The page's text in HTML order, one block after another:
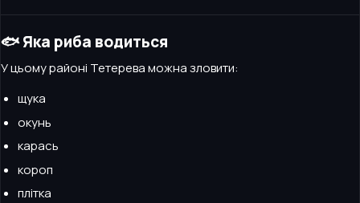
🐟 Яка риба водиться
У цьому районі Тетерева можна зловити:
щука
окунь
карась
короп
плітка